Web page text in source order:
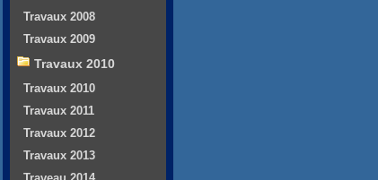
Travaux 2008
Travaux 2009
Travaux 2010
Travaux 2010
Travaux 2011
Travaux 2012
Travaux 2013